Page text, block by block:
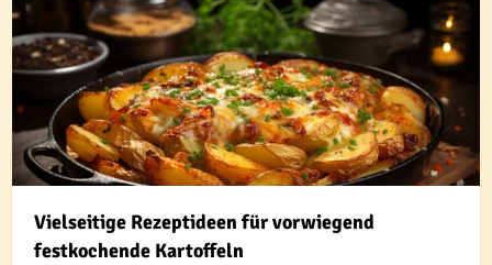
Vielseitige Rezeptideen für vorwiegend
festkochende Kartoffeln